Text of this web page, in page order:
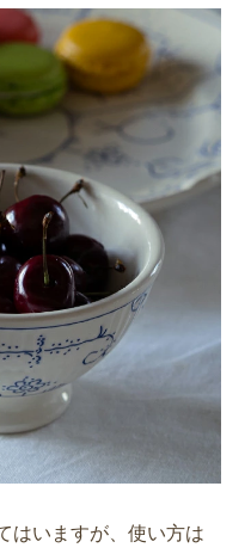
はいますが、使い方は